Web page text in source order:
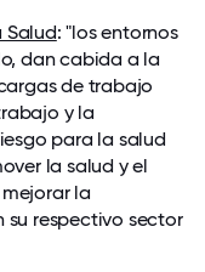
Salud: "los entornos
dan cabida a la
de trabajo
y la
para la salud
la salud y el
la
respectivo sector